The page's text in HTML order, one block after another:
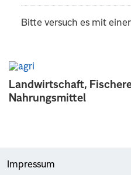
Landwirtschaft,
Nahrungsmittel
Bitte versuch es mit
Impressum